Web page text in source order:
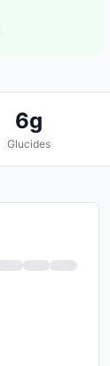
6g
Glucides